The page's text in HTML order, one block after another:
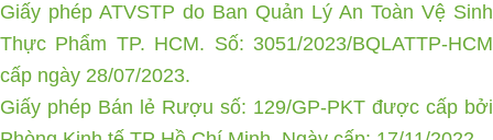
Giấy phép ATVSTP do Ban Quản Lý An Toàn Vệ Sinh
Thực Phẩm TP. HCM. Số: 3051/2023/BQLATTP-HCM
cấp ngày 28/07/2023.
Giấy phép Bán lẻ Rượu số: 129/GP-PKT được cấp bởi